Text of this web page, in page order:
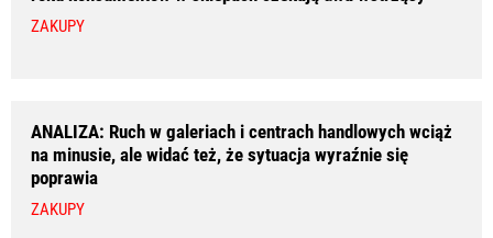
ZAKUPY
ANALIZA: Ruch w galeriach i centrach handlowych wciąż
na minusie, ale widać też, że sytuacja wyraźnie się
poprawia
ZAKUPY